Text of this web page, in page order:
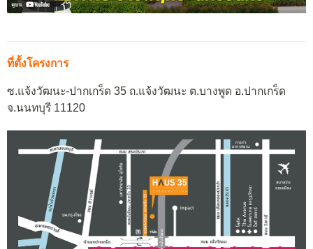
ที่ตั้งโครงการ
ซ.แจ้งวัฒนะ-ปากเกร็ด 35 ถ.แจ้งวัฒนะ ต.บางพูด อ.ปากเกร็ด
จ.นนทบุรี 11120